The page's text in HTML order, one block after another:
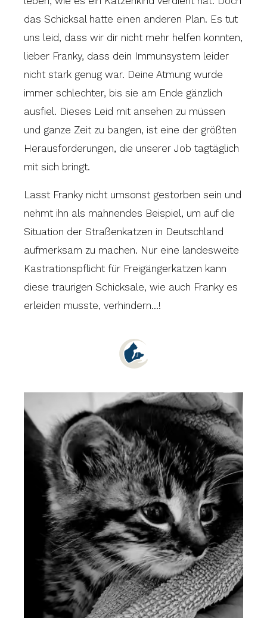
das Schicksal hatte einen anderen Plan. Es tut
uns leid, dass wir dir nicht mehr helfen konnten,
lieber Franky, dass dein Immunsystem leider
nicht stark genug war. Deine Atmung wurde
immer schlechter, bis sie am Ende gänzlich
ausfiel. Dieses Leid mit ansehen zu müssen
und ganze Zeit zu bangen, ist eine der größten
Herausforderungen, die unserer Job tagtäglich
mit sich bringt.
Lasst Franky nicht umsonst gestorben sein und
nehmt ihn als mahnendes Beispiel, um auf die
Situation der Straßenkatzen in Deutschland
aufmerksam zu machen. Nur eine landesweite
Kastrationspflicht für Freigängerkatzen kann
diese traurigen Schicksale, wie auch Franky es
erleiden musste, verhindern…!